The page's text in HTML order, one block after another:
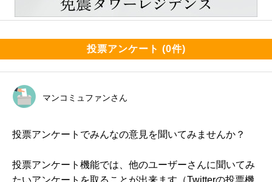
投票アンケート (0件)
マンコミュファンさん
投票アンケートでみんなの意見を聞いてみませんか？
投票アンケート機能では、他のユーザーさんに聞いてみ
たいアンケートを取ることが出来ます（Twitterの投票機